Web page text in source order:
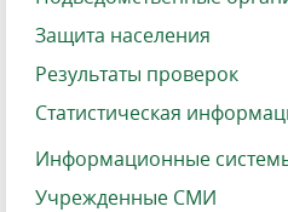
Защита населения
Результаты проверок
Статистическая
Информационные
Учрежденные СМИ